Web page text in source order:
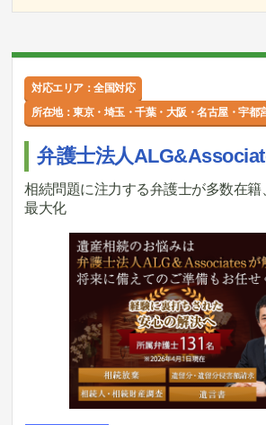
対応エリア：全国対応
所在地：東京・埼玉・千葉・大阪・名古屋・宇都
弁護士法人
相続問題に注力する弁護士が多数在籍
最大化